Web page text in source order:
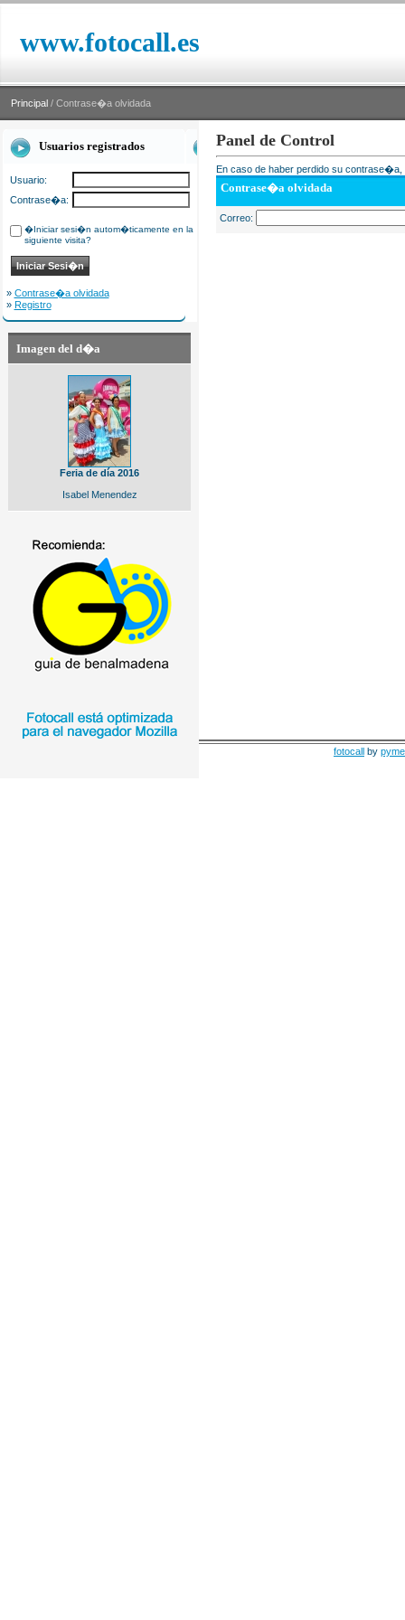
www.fotocall.es
Principal / Contrase�a olvidada
Usuarios registrados
Usuario:
Contrase�a:
�Iniciar sesi�n autom�ticamente en la
siguiente visita?
» Contrase�a olvidada
» Registro
Imagen del d�a
Feria de día 2016
Isabel Menendez
Panel de Control
En caso de haber perdido su
Contrase�a olvidada
Correo:
fotocall by